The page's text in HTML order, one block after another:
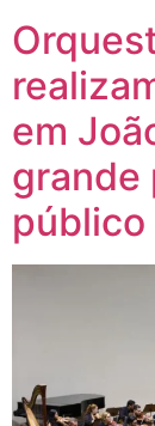
em
grande
público